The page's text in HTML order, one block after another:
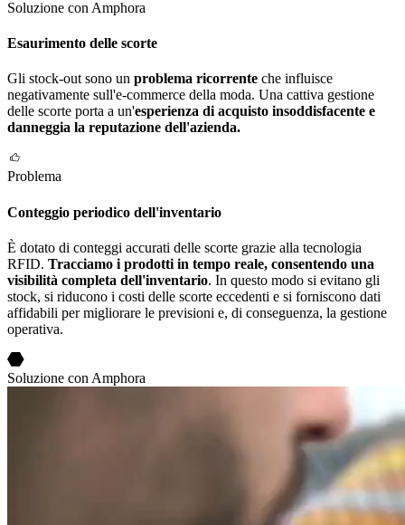
Soluzione con Amphora
Esaurimento delle scorte
Gli stock-out sono un problema ricorrente che influisce
negativamente sull'e-commerce della moda. Una cattiva gestione
delle scorte porta a un'esperienza di acquisto insoddisfacente e
danneggia la reputazione dell'azienda.
Problema
Conteggio periodico dell'inventario
È dotato di conteggi accurati delle scorte grazie alla tecnologia
RFID. Tracciamo i prodotti in tempo reale, consentendo una
visibilità completa dell'inventario. In questo modo si evitano gli
stock, si riducono i costi delle scorte eccedenti e si forniscono dati
affidabili per migliorare le previsioni e, di conseguenza, la gestione
operativa.
Soluzione con Amphora